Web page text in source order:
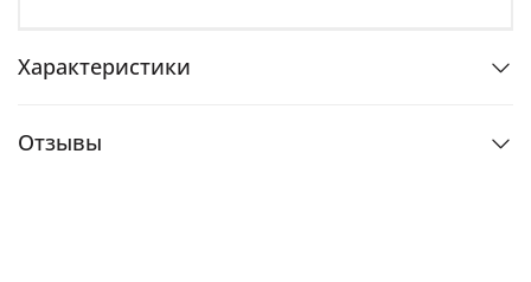
Характеристики
Отзывы